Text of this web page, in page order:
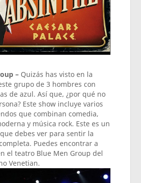
– Quizás has visto en la
grupo de 3 hombres con
de azul. Así que, ¿por qué no
Este show incluye varios
que combinan comedia,
y música rock. Este es un
debes ver para sentir la
Puedes encontrar a
el teatro Blue Men Group del
Venetian.